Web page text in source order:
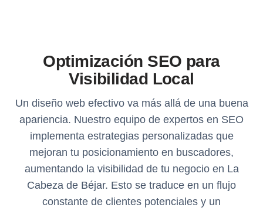
Optimización SEO para
Visibilidad Local
Un diseño web efectivo va más allá de una buena
apariencia. Nuestro equipo de expertos en SEO
implementa estrategias personalizadas que
mejoran tu posicionamiento en buscadores,
aumentando la visibilidad de tu negocio en La
Cabeza de Béjar. Esto se traduce en un flujo
constante de clientes potenciales y un